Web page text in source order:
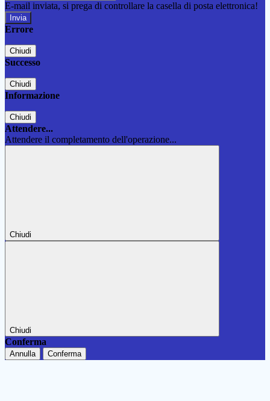
E-mail inviata, si prega di controllare la casella di posta elettronica!
Errore
Chiudi
Successo
Chiudi
Informazione
Chiudi
Attendere...
Attendere il completamento dell'operazione...
Chiudi
Chiudi
Conferma
Annulla Conferma